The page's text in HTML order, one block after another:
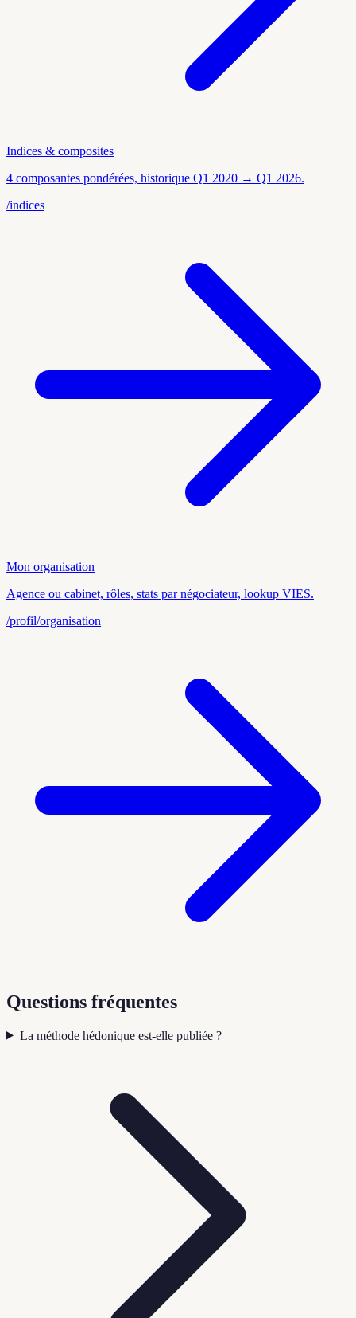
Indices & composites
4 composantes pondérées, historique Q1 2020 → Q1 2026.
/indices
Mon organisation
Agence ou cabinet, rôles, stats par négociateur, lookup VIES.
/profil/organisation
Questions fréquentes
La méthode hédonique est-elle publiée ?